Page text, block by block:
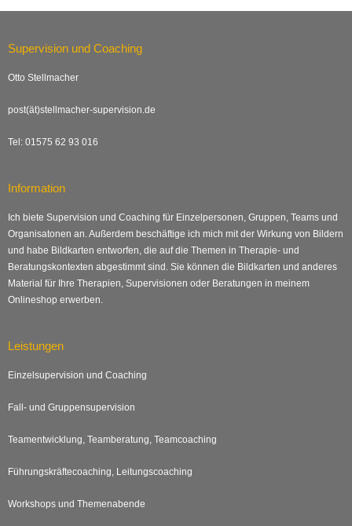
Supervision und Coaching
Otto Stellmacher
post(ät)stellmacher-supervision.de
Tel: 01575 62 93 016
Information
Ich biete Supervision und Coaching für Einzelpersonen, Gruppen, Teams und
Organisatonen an. Außerdem beschäftige ich mich mit der Wirkung von Bildern
und habe Bildkarten entworfen, die auf die Themen in Therapie- und
Beratungskontexten abgestimmt sind. Sie können die Bildkarten und anderes
Material für Ihre Therapien, Supervisionen oder Beratungen in meinem
Onlineshop erwerben.
Leistungen
Einzelsupervision und Coaching
Fall- und Gruppensupervision
Teamentwicklung, Teamberatung, Teamcoaching
Führungskräftecoaching, Leitungscoaching
Workshops und Themenabende